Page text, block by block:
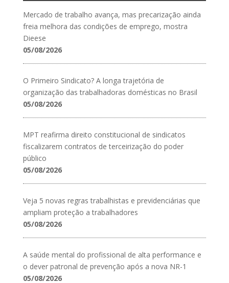
Mercado de trabalho avança, mas precarização ainda
freia melhora das condições de emprego, mostra
Dieese
05/08/2026
O Primeiro Sindicato? A longa trajetória de
organização das trabalhadoras domésticas no Brasil
05/08/2026
MPT reafirma direito constitucional de sindicatos
fiscalizarem contratos de terceirização do poder
público
05/08/2026
Veja 5 novas regras trabalhistas e previdenciárias que
ampliam proteção a trabalhadores
05/08/2026
A saúde mental do profissional de alta performance e
o dever patronal de prevenção após a nova NR-1
05/08/2026